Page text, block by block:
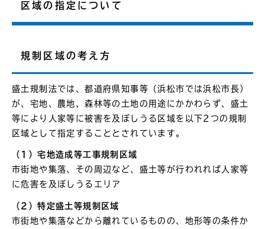
区域の指定について
規制区域の考え方
盛土規制法では、都道府県知事等（浜松市では浜松市長）
が、宅地、農地、森林等の土地の用途にかかわらず、盛土
等により人家等に被害を及ぼしうる区域を以下2つの規制
区域として指定することとされています。
（1）宅地造成等工事規制区域
市街地や集落、その周辺など、盛土等が行われれば人家等
に危害を及ぼしうるエリア
（2）特定盛土等規制区域
市街地や集落などから離れているものの、地形等の条件か